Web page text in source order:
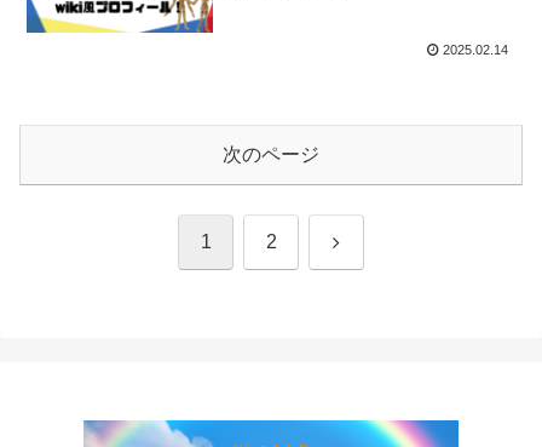
2025.02.14
次のページ
1 2 次